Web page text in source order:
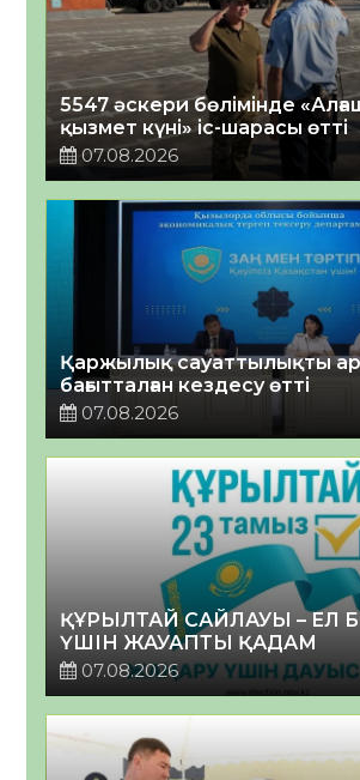
5547 әскери бөлімінде
қызмет күні» іс-шарасы өтті
07.08.2026
Қаржылық сауаттылықты
бағытталған кездесу өтті
07.08.2026
ҚҰРЫЛТАЙ САЙЛАУЫ – ЕЛ
ҮШІН ЖАУАПТЫ ҚАДАМ
07.08.2026